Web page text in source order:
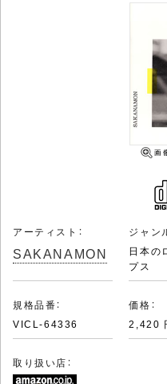
アーティスト：
SAKANAMON
ジャン
日本の
プス
規格品番：
VICL-64336
価格：
2,420
取り扱い店：